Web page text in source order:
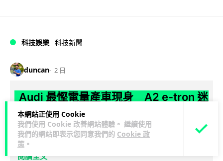
本網站正使用 Cookie
我們使用 Cookie 改善網站體驗。 繼續使用
我們的網站即表示您同意我們的 Cookie 政
策 。
科技娛樂 科技新聞
duncan 2 日
Audi 最慳電量產車現身 A2 e-tron 迷
彩造型曝光 快充 26 分鐘充滿 8 成電
Audi 呢部新車，能耗竟然係25年前嘅一半。 A2 e-tron 風阻低
至0.24，每百公里只需12.8 kWh，一度電行到7.8公里。6...
閱讀全文